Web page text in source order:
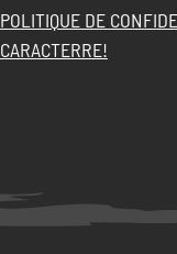
POLITIQUE DE
CARACTERRE!